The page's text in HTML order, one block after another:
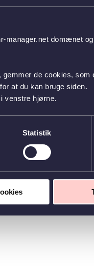
manager.net domænet
de cookies,
at du kan bruge siden.
venstre hjørne.
Statistik